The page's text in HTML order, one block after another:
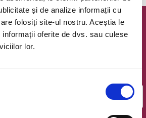
și de analize informații cu
folosiți site-ul nostru. Aceștia le
informații oferite de dvs. sau culese
lor.
@ Bilete.ro